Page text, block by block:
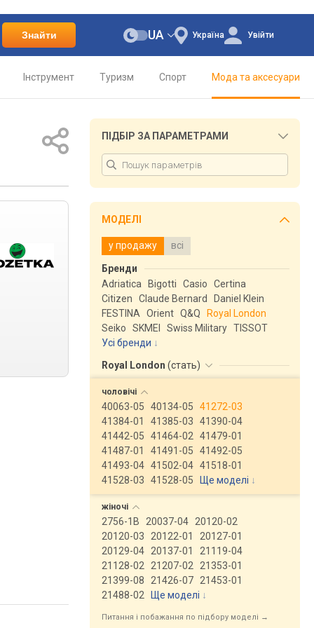
Знайти Україна
UA Увійти
Інструмент Туризм Спорт Мода та аксесуари
ПІДБІР ЗА ПАРАМЕТРАМИ
МОДЕЛІ
у продажу всі
Бренди
Adriatica
Bigotti Casio
Certina
Citizen
Claude Bernard
Daniel Klein
FESTINA
Orient Q&Q
Royal London
Seiko
SKMEI Swiss Military TISSOT
Усі бренди
Royal London (стать)
чоловічі
40063-05 40134-05
41272-03
41384-01
41385-03
41390-04
41442-05
41464-02
41479-01
41487-01
41491-05
41492-05
41493-04 41502-04 41518-01
41528-03
41528-05 Ще моделі ↓
жіночі
2756-1B 20037-04
20120-02
20120-03
20122-01
20127-01
20129-04
20137-01
21119-04
21128-02
21207-02
21353-01
21399-08
21426-07
21453-01
21488-02
Ще моделі ↓
Питання і побажання по підбору моделі →